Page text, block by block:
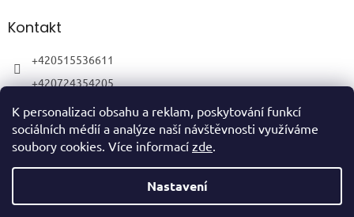
K personalizaci obsahu a reklam, poskytování funkcí
sociálních médií a analýze naší návštěvnosti využíváme
soubory cookies. Více informací zde.
Nastavení
aKontakt
+420515536611
+420724354205